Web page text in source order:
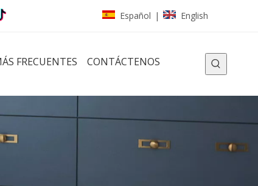
Español | English
FRECUENTES CONTÁCTENOS